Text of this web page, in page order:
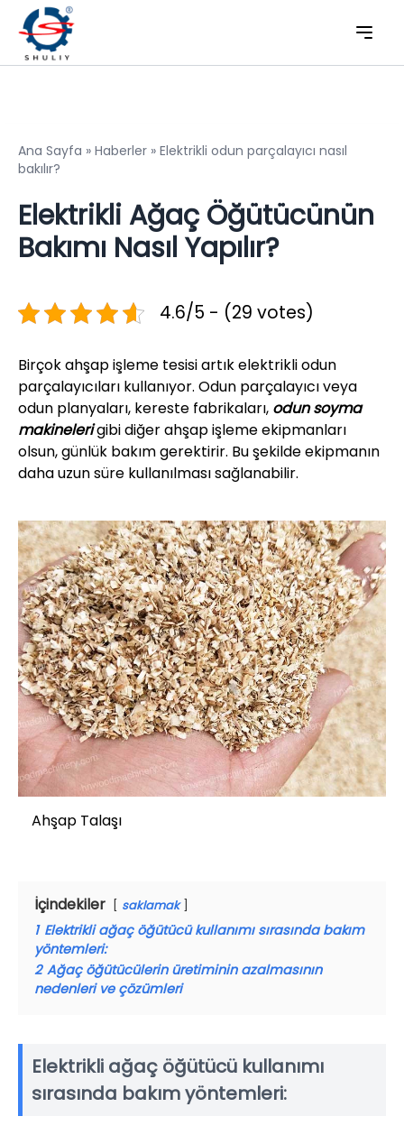
Ana Sayfa » Haberler » Elektrikli odun parçalayıcı nasıl
bakılır?
Elektrikli Ağaç Öğütücünün
Bakımı Nasıl Yapılır?
4.6/5 - (29 votes)
Birçok ahşap işleme tesisi artık elektrikli odun
parçalayıcıları kullanıyor. Odun parçalayıcı veya
odun planyaları, kereste fabrikaları, odun soyma
makinelerigibi diğer ahşap işleme ekipmanları
olsun, günlük bakım gerektirir. Bu şekilde ekipmanın
daha uzun süre kullanılması sağlanabilir.
Ahşap Talaşı
İçindekiler saklamak
1 Elektrikli ağaç öğütücü kullanımı sırasında bakım
yöntemleri:
2 Ağaç öğütücülerin üretiminin azalmasının
nedenleri ve çözümleri
Elektrikli ağaç öğütücü kullanımı
sırasında bakım yöntemleri: